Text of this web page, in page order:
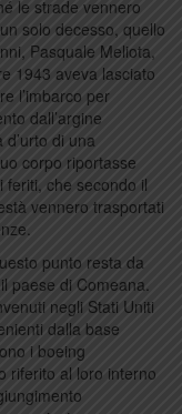
le strade vennero
solo decesso, quello
Pasquale Meliota,
1943 aveva lasciato
l’imbarco per
dall’argine
d’urto di una
corpo riportasse
feriti, che secondo il
vennero trasportati
punto resta da
paese di Comeana.
negli Stati Uniti
dalla base
i boeing
riferito al loro interno